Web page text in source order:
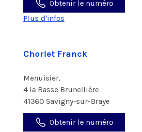
Obtenir le numéro
Plus d'infos
Chorlet Franck
Menuisier,
4 la Basse Brunellière
41360 Savigny-sur-Braye
Obtenir le numéro